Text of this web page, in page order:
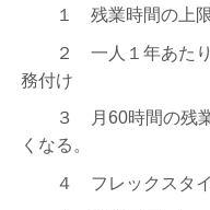
１ 残業時間の上限
２ 一人１年あたり5
務付け
３ 月60時間の残業
くなる。
４ フレックスタイ